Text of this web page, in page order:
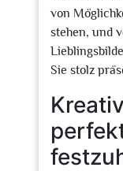
von
stehen, und
Sie stolz